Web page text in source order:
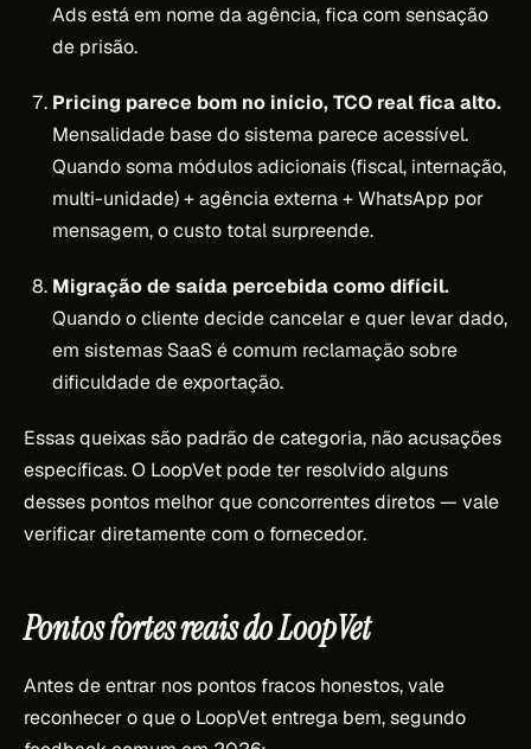
Ads está em nome da agência, fica com sensação
de prisão.
Pricing parece bom no início, TCO real fica alto.
Mensalidade base do sistema parece acessível.
Quando soma módulos adicionais (fiscal, internação,
multi-unidade) + agência externa + WhatsApp por
mensagem, o custo total surpreende.
Migração de saída percebida como difícil.
Quando o cliente decide cancelar e quer levar dado,
em sistemas SaaS é comum reclamação sobre
dificuldade de exportação.
Essas queixas são padrão de categoria, não acusações
específicas. O LoopVet pode ter resolvido alguns
desses pontos melhor que concorrentes diretos — vale
verificar diretamente com o fornecedor.
Pontos fortes reais do LoopVet
Antes de entrar nos pontos fracos honestos, vale
reconhecer o que o LoopVet entrega bem, segundo